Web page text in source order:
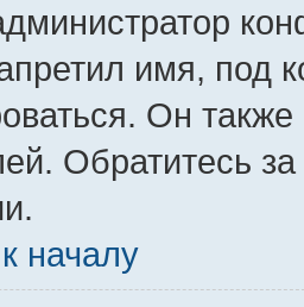
имя, под
Он
Обратитесь
началу